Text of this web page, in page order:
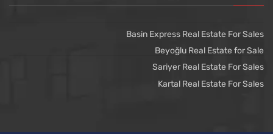
Basin Express Real Estate For Sales
Beyoğlu Real Estate for Sale
Sariyer Real Estate For Sales
Kartal Real Estate For Sales